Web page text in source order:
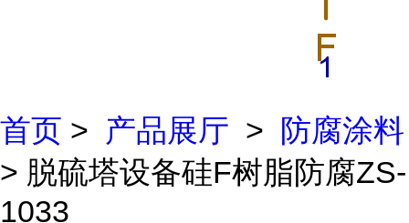
首页 > 产品展厅 >
防腐涂料
> 脱硫塔设备硅F树脂防腐ZS-
1033